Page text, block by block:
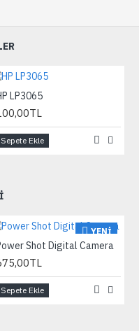
LP3065
Sepete Ekle
YENI
Shot Digital Camera
Sepete Ekle